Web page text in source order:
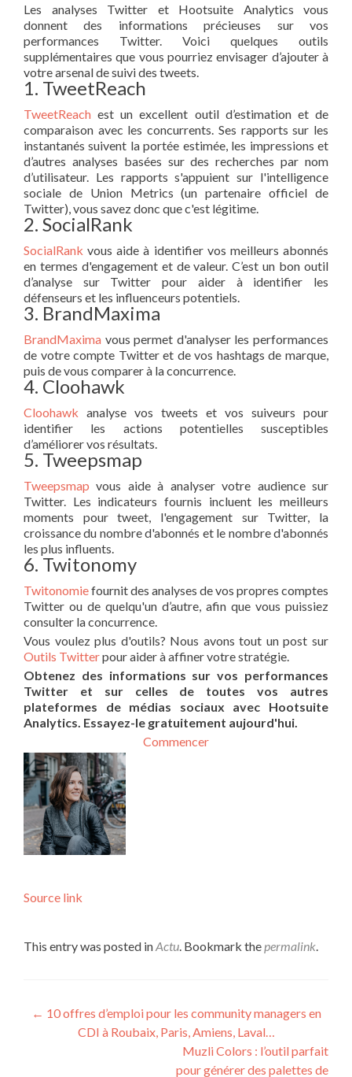
Les analyses Twitter et Hootsuite Analytics vous
donnent des informations précieuses sur vos
performances Twitter. Voici quelques outils
supplémentaires que vous pourriez envisager d’ajouter à
votre arsenal de suivi des tweets.
1. TweetReach
TweetReach est un excellent outil d’estimation et de
comparaison avec les concurrents. Ses rapports sur les
instantanés suivent la portée estimée, les impressions et
d’autres analyses basées sur des recherches par nom
d’utilisateur. Les rapports s'appuient sur l'intelligence
sociale de Union Metrics (un partenaire officiel de
Twitter), vous savez donc que c'est légitime.
2. SocialRank
SocialRank vous aide à identifier vos meilleurs abonnés
en termes d'engagement et de valeur. C’est un bon outil
d’analyse sur Twitter pour aider à identifier les
défenseurs et les influenceurs potentiels.
3. BrandMaxima
BrandMaxima vous permet d'analyser les performances
de votre compte Twitter et de vos hashtags de marque,
puis de vous comparer à la concurrence.
4. Cloohawk
Cloohawk analyse vos tweets et vos suiveurs pour
identifier les actions potentielles susceptibles
d’améliorer vos résultats.
5. Tweepsmap
Tweepsmap vous aide à analyser votre audience sur
Twitter. Les indicateurs fournis incluent les meilleurs
moments pour tweet, l'engagement sur Twitter, la
croissance du nombre d'abonnés et le nombre d'abonnés
les plus influents.
6. Twitonomy
Twitonomiefournit des analyses de vos propres comptes
Twitter ou de quelqu'un d’autre, afin que vous puissiez
consulter la concurrence.
Vous voulez plus d'outils? Nous avons tout un post sur
Outils Twitterpour aider à affiner votre stratégie.
Obtenez des informations sur vos performances
Twitter et sur celles de toutes vos autres
plateformes de médias sociaux avec Hootsuite
Analytics. Essayez-le gratuitement aujourd'hui.
Commencer
Source link
This entry was posted inActu . Bookmark the permalink
Post navigation
← 10 offres d’emploi pour les community managers en
CDI à Roubaix, Paris, Amiens, Laval…
Muzli Colors : l’outil parfait
pour générer des palettes de